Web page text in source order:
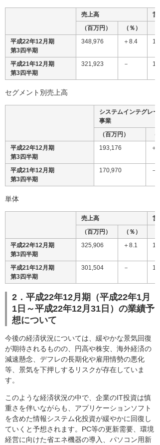
売上高
営
（百万円）
（％）
平成22年12月期
第3四半期
348,976 ＋8.4
平成21年12月期
第3四半期
321,923 －
セグメント別売上高
システムインテグレー
事業
（百万円）
（
平成22年12月期
第3四半期
193,176 ＋
平成21年12月期
第3四半期
170,970 －
単体
売上高
営
（百万円）
（％）
平成22年12月期
第3四半期
325,906 ＋8.1
平成21年12月期
第3四半期
301,504 －
2．平成22年12月期（平成22年1月
1日～平成22年12月31日）の業績予
想について
今後の経済状況については、緩やかな景気回復
が期待されるものの、円高や株安、海外経済の
減速懸念、デフレの長期化や雇用情勢の悪化
等、景気を下押しするリスクが存在していま
す。
このような経済状況の中で、企業のIT投資は慎
重さを伴いながらも、アプリケーションソフト
を含めた情報システム化投資が緩やかに回復し
ていくと予想されます。PC等の更新需要、環境
経営に向けた省エネ機器の導入、パソコン用新